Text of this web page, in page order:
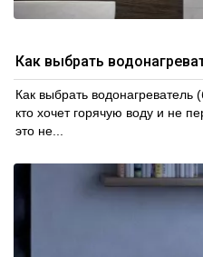
Как выбрать
Как выбрать
кто хочет горячую воду и не
это не...